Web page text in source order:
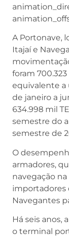
A Portonave,
Itajaí e
foram
equivalente a
de janeiro a
634.998 mil
semestre do
semestre de
O
armadores,
navegação
importadores
Navegantes
Há seis anos,
o terminal